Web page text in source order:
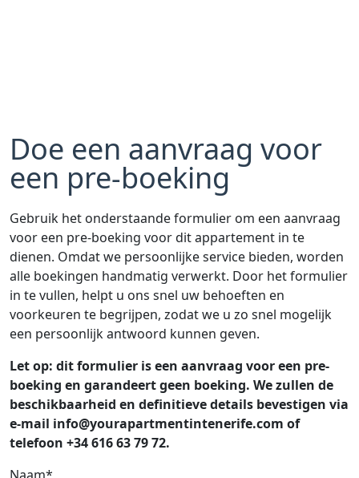
Doe een aanvraag voor
een pre-boeking
Gebruik het onderstaande formulier om een aanvraag
voor een pre-boeking voor dit appartement in te
dienen. Omdat we persoonlijke service bieden, worden
alle boekingen handmatig verwerkt. Door het formulier
in te vullen, helpt u ons snel uw behoeften en
voorkeuren te begrijpen, zodat we u zo snel mogelijk
een persoonlijk antwoord kunnen geven.
Let op: dit formulier is een aanvraag voor een pre-
boeking en garandeert geen boeking. We zullen de
beschikbaarheid en definitieve details bevestigen via
e-mail info@yourapartmentintenerife.com of
telefoon +34 616 63 79 72.
Naam*